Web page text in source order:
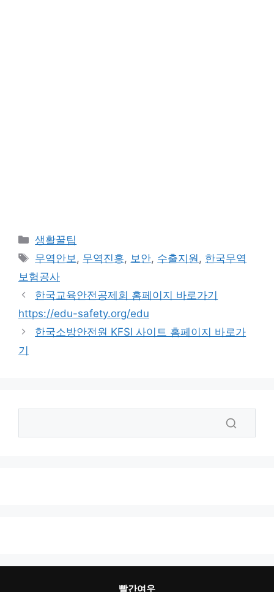
카
테
리
생활꿀팁
태
그
무역안보, 무역진흥, 보안, 수출지원, 한국무역
보험공사
한국교육안전공제회 홈페이지 바로가기
https://edu-safety.org/edu
한국소방안전원 KFSI 사이트 홈페이지 바로가
기
빨간여우